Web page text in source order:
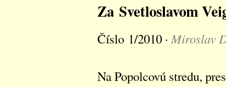
Za Svetloslavom
Číslo 1/2010 ·Miroslav
Na Popolcovú stredu,